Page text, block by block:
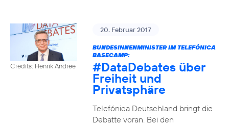
Credits: Henrik Andree
20. Februar 2017
BUNDESINNENMINISTER IM TELEFÓNICA
BASECAMP:
#DataDebatesüber
Freiheit und
Privatsphäre
Telefónica Deutschland bringt die
Debatte voran. Bei den